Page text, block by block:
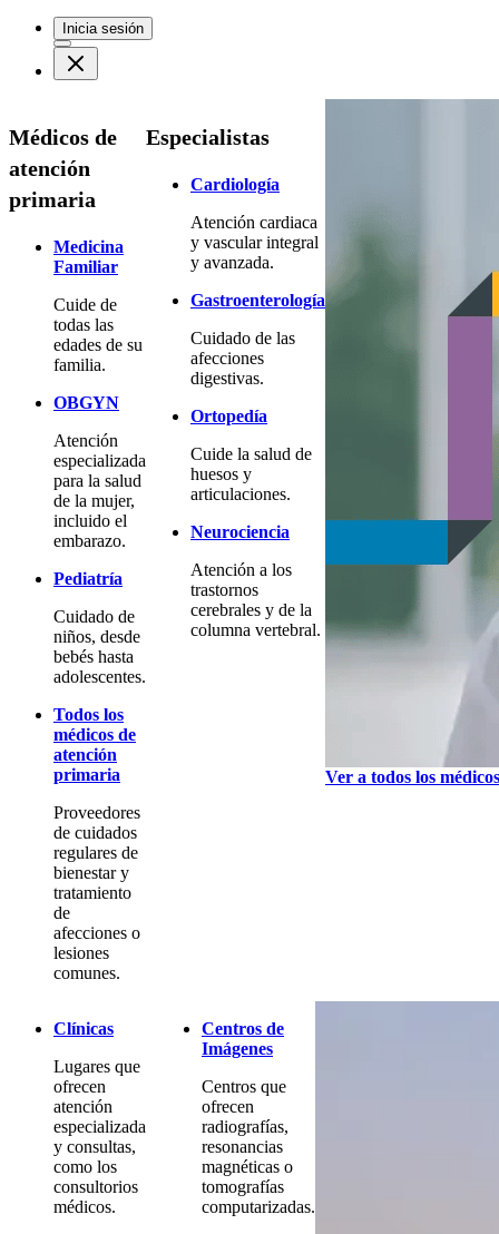
Inicia sesión
Médicos de
atención
primaria
Medicina
Familiar
Cuide de
todas las
edades de su
familia.
OBGYN
Atención
especializada
para la salud
de la mujer,
incluido el
embarazo.
Pediatría
Cuidado de
niños, desde
bebés hasta
adolescentes.
Todos los
médicos de
atención
primaria
Proveedores
de cuidados
regulares de
bienestar y
tratamiento
de
afecciones o
lesiones
comunes.
Especialistas
Cardiología
Atención cardiaca
y vascular integral
y avanzada.
Gastroenterología
Cuidado de las
afecciones
digestivas.
Ortopedía
Cuide la salud de
huesos y
articulaciones.
Neurociencia
Atención a los
trastornos
cerebrales y de la
columna vertebral.
Ver a todos los médicos
Clínicas
Lugares que
ofrecen
atención
especializada
y consultas,
como los
consultorios
médicos.
Centros de
Imágenes
Centros que
ofrecen
radiografías,
resonancias
magnéticas o
tomografías
computarizadas.